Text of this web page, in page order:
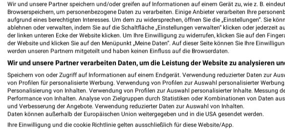
418,25 km
E neukauf T & T Schäfer oHG
Eiserfelder Straße 426
57080 Siegen - Eiserfeld
417,60 km
E neukauf Ines Peter
Heidenbergstraße 1a
57072 Siegen-Achenbach
Wir und unsere Partner speichern und/oder greifen auf Informationen auf einem Gerät zu, wie z. B.
Browserspeichern, um personenbezogene Daten zu verarbeiten. Einige Anbieter verarbeiten Ihre
aufgrund eines berechtigten Interesses. Um dem zu widersprechen, öffnen Sie die „Einstellungen“. Sie
ablehnen oder verwalten, indem Sie auf die Schaltfläche „Einstellungen verwalten“ klicken oder jederzeit
der linken unteren Ecke der Website klicken. Um Ihre Einwilligung zu widerrufen, klicken Sie auf den
der Website und klicken Sie auf den Menüpunkt „Meine Daten“. Auf dieser Seite können Sie Ihre
werden unseren Partnern mitgeteilt und haben keinen Einfluss auf die Browserdaten.
Wir und unsere Partner verarbeiten Daten, um die Leistung der Website zu analysieren
Speichern von oder Zugriff auf Informationen auf einem Endgerät. Verwendung reduzierter Daten zur
von Profilen für personalisierte Werbung. Verwendung von Profilen zur Auswahl personalisierter
Personalisierung von Inhalten. Verwendung von Profilen zur Auswahl personalisierter Inhalte. Messung
Performance von Inhalten. Analyse von Zielgruppen durch Statistiken oder Kombinationen von Daten
und Verbesserung der Angebote. Verwendung reduzierter Daten zur Auswahl von Inhalten.
Daten können außerhalb der Europäischen Union weitergegeben und in die USA gesendet werden.
Ihre Einwilligung und die cookie Richtlinie gelten ausschließlich für diese Website/App.